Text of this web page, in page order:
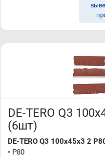
DE-TERO Q3
(6шт)
DE-TERO Q3 100х45х3 2
• P80